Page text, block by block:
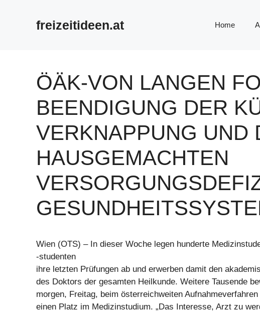
freizeitideen.at Home
ÖÄK-VON LANGEN
BEENDIGUNG DER
VERKNAPPUNG UND
HAUSGEMACHTEN
Wien (OTS) – In dieser Woche legen hunderte
-studenten
ihre letzten Prüfungen ab und erwerben damit den
des Doktors der gesamten Heilkunde. Weitere Tausende
morgen, Freitag, beim österreichweiten
einen Platz im Medizinstudium. „Das Interesse, Arzt zu